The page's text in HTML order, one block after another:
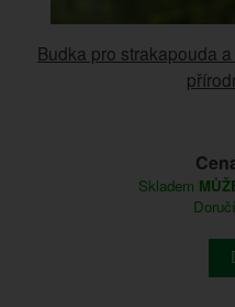
Budka pro strakapouda
Skladem